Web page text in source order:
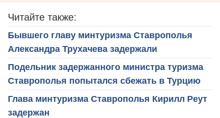
Читайте также:
Бывшего главу минтуризма Ставрополья
Александра Трухачева задержали
Подельник задержанного министра туризма
Ставрополья попытался сбежать в Турцию
Глава минтуризма Ставрополья Кирилл Реут
задержан